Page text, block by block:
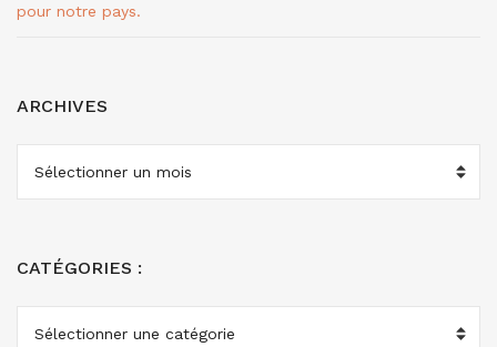
pour notre pays.
ARCHIVES
ARCHIVES
CATÉGORIES :
CATÉGORIES